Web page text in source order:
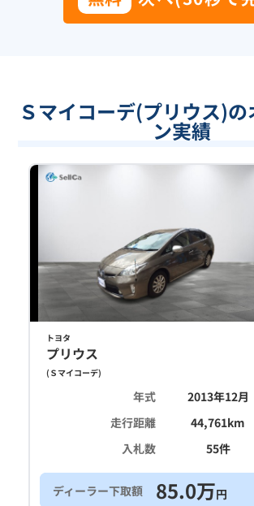
Ｓマイコーデ(プリウス)の
ン実績
トヨタ
プリウス
( Ｓマイコーデ)
年式
2013年12月
走行距離
44,761km
入札数
55件
ディーラー下取額 85.0万円